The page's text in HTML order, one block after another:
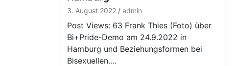
zu
3. August 2022 admin
Post Views: 63 Frank Thies (Foto) über
Bi+Pride-Demo am 24.9.2022 in
Hamburg und Beziehungsformen bei
Bisexuellen.…